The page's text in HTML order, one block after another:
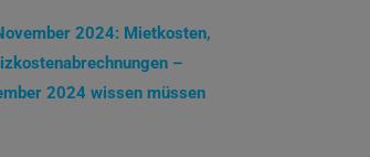
2024: Mietkosten,
–
2024 wissen müssen